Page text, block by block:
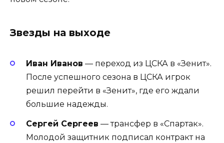
Звезды на выходе
Иван Иванов — переход из ЦСКА в «Зенит».
После успешного сезона в ЦСКА игрок
решил перейти в «Зенит», где его ждали
большие надежды.
Сергей Сергеев — трансфер в «Спартак».
Молодой защитник подписал контракт на